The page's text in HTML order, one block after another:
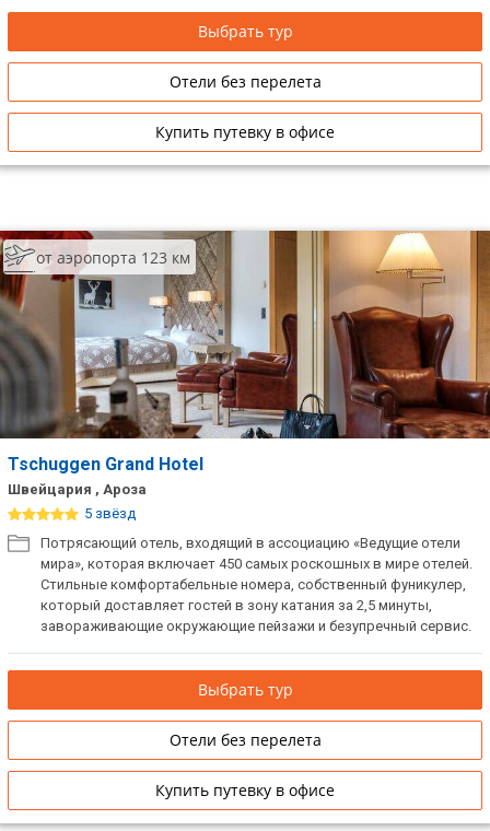
зимнее время. Гостей ждет эксклюзивный спа-центр, рестораны
изысканной кухни и роскошные люксы с великолепным
панорамным видом на озеро Санкт-Мориц и Альпы.
Первоклассный отдых для взыскательных гостей.
Выбрать тур
Отели без перелета
Купить путевку в офисе
от аэропорта 123 км
Tschuggen Grand Hotel
Швейцария , Ароза
5 звёзд
Потрясающий отель, входящий в ассоциацию «Ведущие отели
мира», которая включает 450 самых роскошных в мире отелей.
Стильные комфортабельные номера, собственный фуникулер,
который доставляет гостей в зону катания за 2,5 минуты,
завораживающие окружающие пейзажи и безупречный сервис.
Выбрать тур
Отели без перелета
Купить путевку в офисе